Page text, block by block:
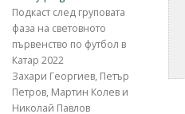
Подкаст след груповата
фаза на световното
първенство по футбол в
Катар 2022
Захари Георгиев, Петър
Петров, Мартин Колев и
Николай Павлов